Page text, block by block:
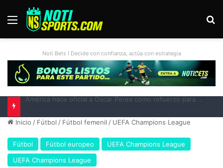
Menú
Noti Bets I Decide con confianza, actúa con estrategia
Inicio / Fútbol / Fútbol femenil / UEFA Champions League
Fútbol Fútbol europeo
UEFA Champions League
UEFA Champions League